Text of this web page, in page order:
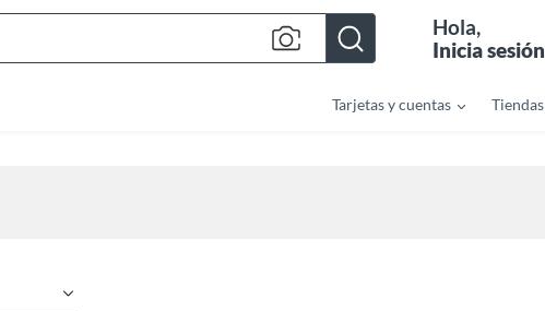
Bar
Hola,
Inicia sesión
Tarjetas y cuentas Tiendas